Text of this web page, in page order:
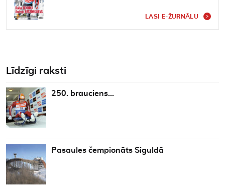
LASI E-ŽURNĀLU
Līdzīgi raksti
250. brauciens…
Pasaules čempionāts Siguldā